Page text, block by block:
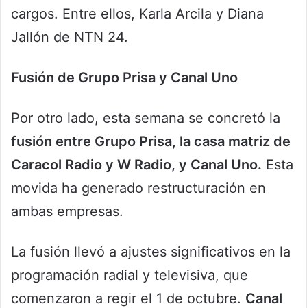
cargos. Entre ellos, Karla Arcila y Diana
Jallón de NTN 24.
Fusión de Grupo Prisa y Canal Uno
Por otro lado, esta semana se concretó la
fusión entre Grupo Prisa, la casa matriz de
Caracol Radio y W Radio, y Canal Uno. Esta
movida ha generado restructuración en
ambas empresas.
La fusión llevó a ajustes significativos en la
programación radial y televisiva, que
comenzaron a regir el 1 de octubre. Canal